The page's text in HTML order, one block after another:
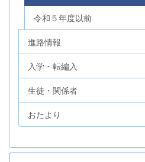
令和５年度以前
進路情報
入学・転編入
生徒・関係者
おたより